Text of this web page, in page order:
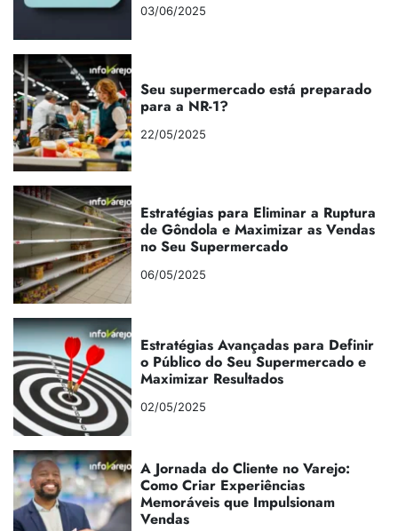
03/06/2025
Seu supermercado está preparado
para a NR-1?
22/05/2025
Estratégias para Eliminar a Ruptura
de Gôndola e Maximizar as Vendas
no Seu Supermercado
06/05/2025
Estratégias Avançadas para Definir
o Público do Seu Supermercado e
Maximizar Resultados
02/05/2025
A Jornada do Cliente no Varejo:
Como Criar Experiências
Memoráveis que Impulsionam
Vendas